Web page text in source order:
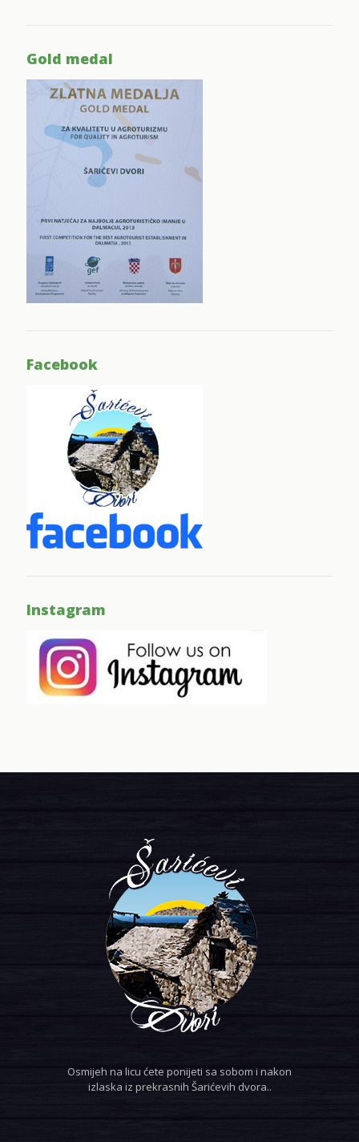
Gold medal
Facebook
Instagram
Osmijeh na licu ćete ponijeti sa sobom i nakon
izlaska iz prekrasnih Šarićevih dvora..